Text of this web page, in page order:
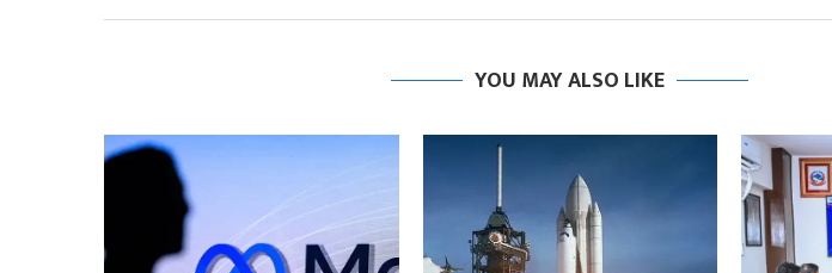
YOU MAY ALSO LIKE